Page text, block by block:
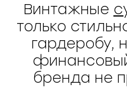
Винтажные
только
гардеробу,
бренда не